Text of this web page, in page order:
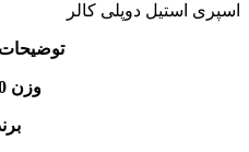
اسپری استیل دوپلی کالر
وزن 410 g